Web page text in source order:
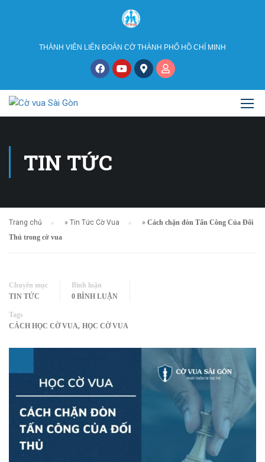
THÀNH VIÊN LIÊN ĐOÀN CỜ THÀNH PHỐ HỒ CHÍ MINH
TIN TỨC
Trang chủ » Tin Tức Cờ Vua » Cách chặn đòn Tấn Công Của Đối
Thủ trong cờ vua
Chuyên mục
TIN TỨC
Bình luận
0 BÌNH LUẬN
Tags
CÁCH HỌC CỜ VUA, HỌC CỜ VUA